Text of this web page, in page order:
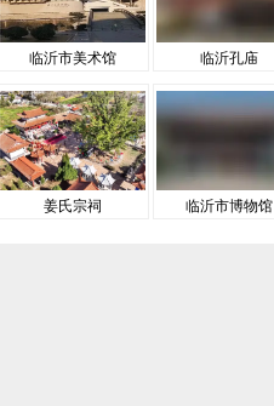
临沂市美术馆 临沂孔庙
姜氏宗祠 临沂市博物馆